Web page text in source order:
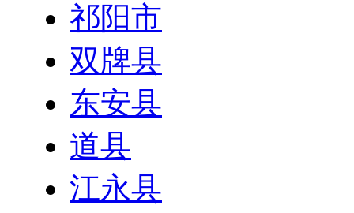
祁阳市
双牌县
东安县
道县
江永县